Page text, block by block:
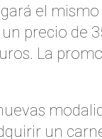
el
precio de
La
un